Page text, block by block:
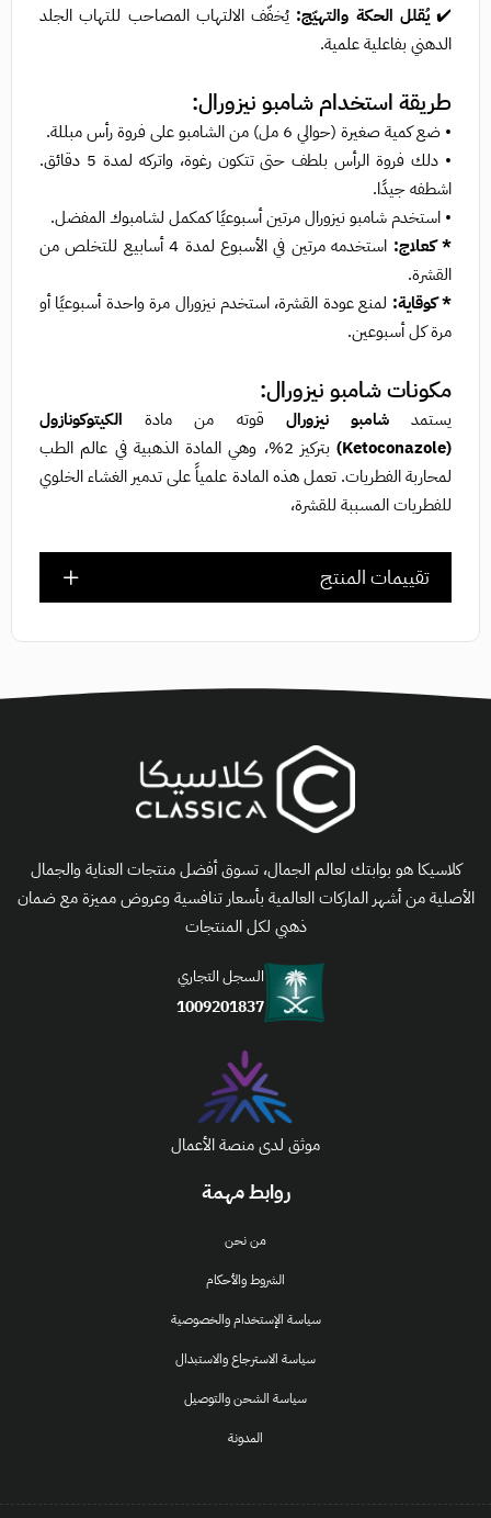
✔️يُقلل الحكة والتهيّج: يُخفّف الالتهاب المصاحب للتهاب الجلد
الدهني بفاعلية علمية.
طريقة استخدام شامبو نيزورال:
• ضع كمية صغيرة (حوالي 6 مل) من الشامبو على فروة رأس مبللة.
• دلك فروة الرأس بلطف حتى تتكون رغوة، واتركه لمدة 5 دقائق.
اشطفه جيدًا.
• استخدم شامبو نيزورال مرتين أسبوعيًا كمكمل لشامبوك المفضل.
* كعلاج:
استخدمه مرتين في الأسبوع لمدة 4 أسابيع للتخلص من
القشرة.
* كوقاية: لمنع عودة القشرة، استخدم نيزورال مرة واحدة أسبوعيًا أو
مرة كل أسبوعين.
مكونات شامبو نيزورال:
يستمدشامبو نيزورال قوته من مادة الكيتوكونازول
(Ketoconazole)
بتركيز 2%، وهي المادة الذهبية في عالم الطب
لمحاربة الفطريات. تعمل هذه المادة علمياً على تدمير الغشاء الخلوي
للفطريات المسببة للقشرة،
تقييمات المنتج
روابط مهمة
من نحن
الشروط والأحكام
سياسة الإستخدام والخصوصية
سياسة الاسترجاع والاستبدال
سياسة الشحن والتوصيل
المدونة
كلاسيكا هو بوابتك لعالم الجمال، تسوق أفضل منتجات العناية والجمال
الأصلية من أشهر الماركات العالمية بأسعار تنافسية وعروض مميزة مع ضمان
ذهبي لكل المنتجات
السجل التجاري
1009201837
موثق لدى منصة الأعمال